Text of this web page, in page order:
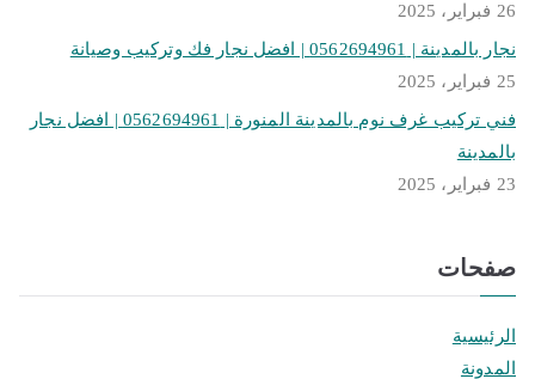
26 فبراير، 2025
نجار بالمدينة | 0562694961 | افضل نجار فك وتركيب وصيانة
25 فبراير، 2025
فني تركيب غرف نوم بالمدينة المنورة | 0562694961 | افضل نجار
بالمدينة
23 فبراير، 2025
صفحات
الرئيسية
المدونة